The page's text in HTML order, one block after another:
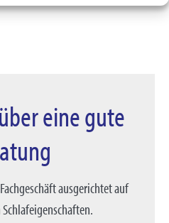
eine gute
ausgerichtet auf